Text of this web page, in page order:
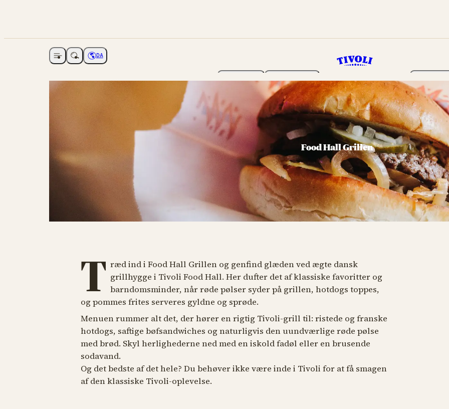
Åbne navigationVælg sprog
DA
Haven Program Billetter
Food Hall Grillen
T ræd ind i Food Hall Grillen og genfind glæden ved ægte dansk
grillhygge i Tivoli Food Hall. Her dufter det af klassiske favoritter og
barndomsminder, når røde pølser syder på grillen, hotdogs toppes,
og pommes frites serveres gyldne og sprøde.
Menuen rummer alt det, der hører en rigtig Tivoli-grill til: ristede og franske
hotdogs, saftige bøfsandwiches og naturligvis den uundværlige røde pølse
med brød. Skyl herlighederne ned med en iskold fadøl eller en brusende
sodavand.
Og det bedste af det hele? Du behøver ikke være inde i Tivoli for at få smagen
af den klassiske Tivoli-oplevelse.